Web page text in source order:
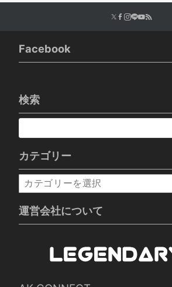
Facebook
検索
カテゴリー
カ
テ
ゴ
リ
運営会社について